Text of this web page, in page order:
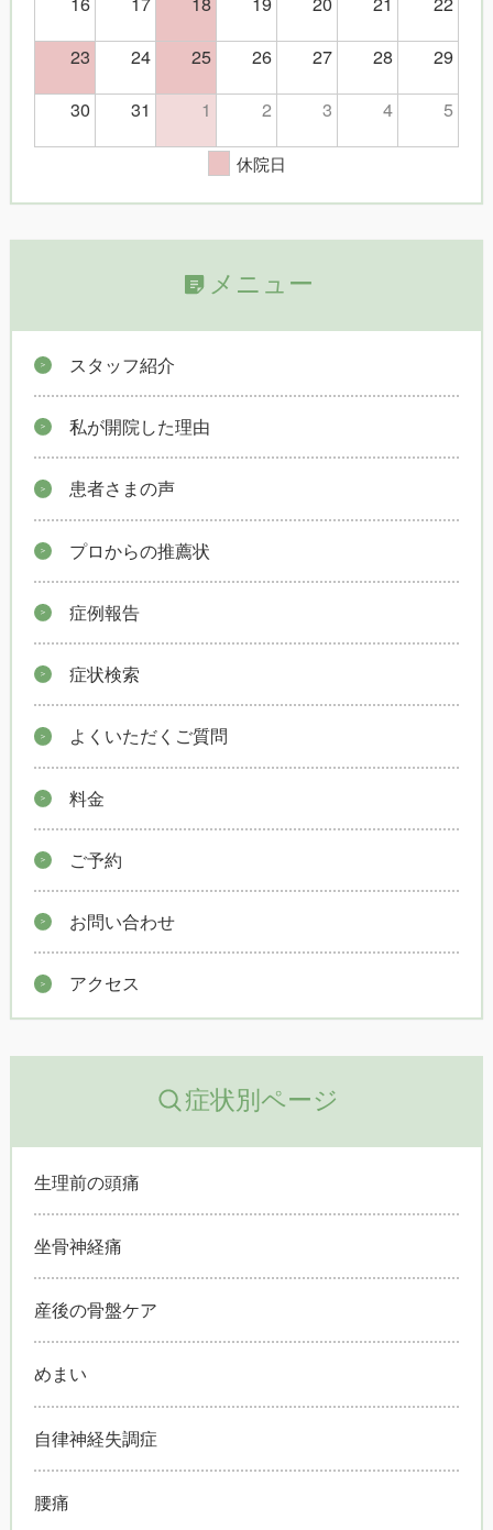
23
24 25 26 27 28
29
30
31 1 2 3 4 5
休院日
メニュー
スタッフ紹介
私が開院した理由
患者さまの声
プロからの推薦状
症例報告
症状検索
よくいただくご質問
料金
ご予約
お問い合わせ
アクセス
症状別ページ
生理前の頭痛
坐骨神経痛
産後の骨盤ケア
めまい
自律神経失調症
腰痛